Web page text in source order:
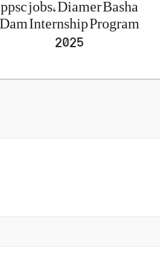
ppsc jobs, Diamer Basha
Dam Internship Program
2025